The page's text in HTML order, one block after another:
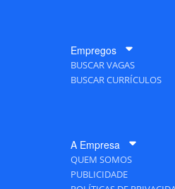
Empregos
BUSCAR VAGAS
BUSCAR CURRÍCULOS
A Empresa
QUEM SOMOS
PUBLICIDADE